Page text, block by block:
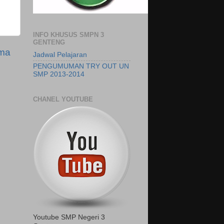
INFO KHUSUS SMPN 3
GENTENG
Jadwal Pelajaran
PENGUMUMAN TRY OUT UN
SMP 2013-2014
CHANEL YOUTUBE
Youtube SMP Negeri 3